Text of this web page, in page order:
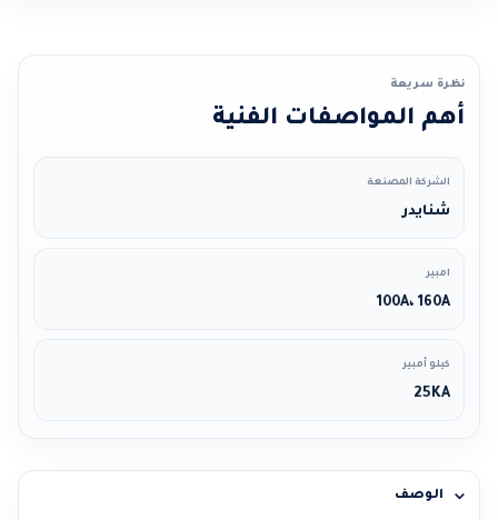
نظرة سريعة
أهم المواصفات الفنية
الشركة المصنعة
شنايدر
امبير
100A، 160A
كيلو أمبير
25KA
الوصف